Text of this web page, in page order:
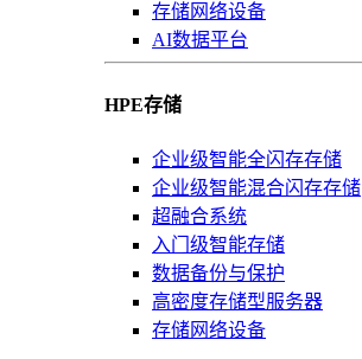
存储网络设备
AI数据平台
HPE存储
企业级智能全闪存存储
企业级智能混合闪存存储
超融合系统
入门级智能存储
数据备份与保护
高密度存储型服务器
存储网络设备